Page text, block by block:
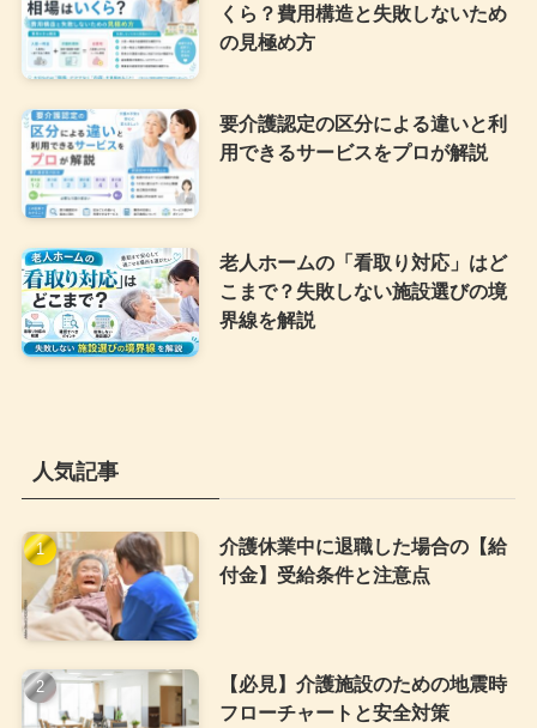
くら？費用構造と失敗しないため
の見極め方
要介護認定の区分による違いと利
用できるサービスをプロが解説
老人ホームの「看取り対応」はど
こまで？失敗しない施設選びの境
界線を解説
人気記事
介護休業中に退職した場合の【給
付金】受給条件と注意点
【必見】介護施設のための地震時
フローチャートと安全対策